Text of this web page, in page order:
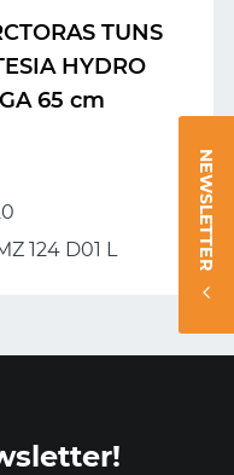
TUNS
HYDRO
65 cm
124 D01 L NEWSLETTER